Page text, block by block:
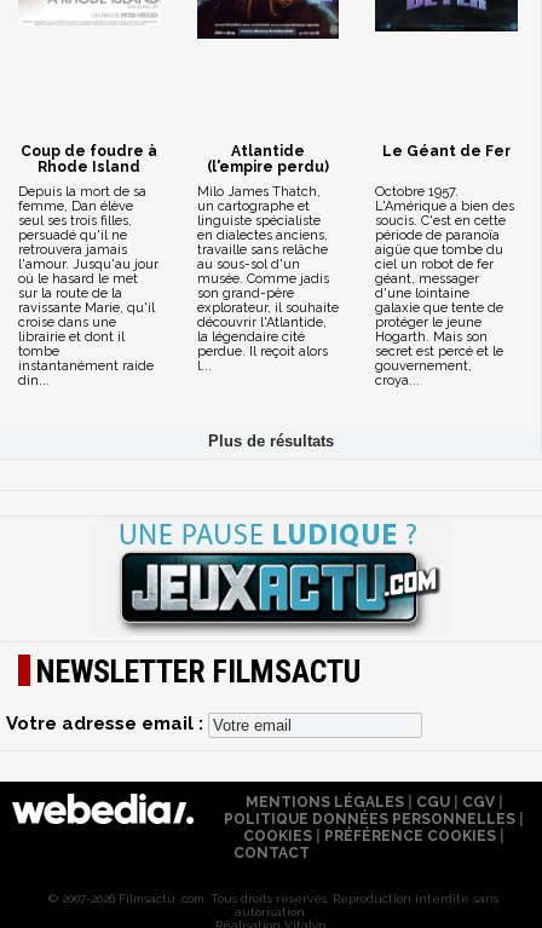
Coup de foudre à
Rhode Island
Depuis la mort de sa
femme, Dan élève
seul ses trois filles,
persuadé qu'il ne
retrouvera jamais
l'amour. Jusqu'au jour
où le hasard le met
sur la route de la
ravissante Marie, qu'il
croise dans une
librairie et dont il
tombe
instantanément raide
din...
Atlantide
(l'empire perdu)
Milo James Thatch,
un cartographe et
linguiste spécialiste
en dialectes anciens,
travaille sans relâche
au sous-sol d'un
musée. Comme jadis
son grand-père
explorateur, il souhaite
découvrir l'Atlantide,
la légendaire cité
perdue. Il reçoit alors
l...
Le Géant de Fer
Octobre 1957.
L'Amérique a bien des
soucis. C'est en cette
période de paranoïa
aigüe que tombe du
ciel un robot de fer
géant, messager
d'une lointaine
galaxie que tente de
protéger le jeune
Hogarth. Mais son
secret est percé et le
gouvernement,
croya...
NEWSLETTER FILMSACTU
Votre adresse email :
MENTIONS LÉGALES| CGU| CGV|
POLITIQUE DONNÉES PERSONNELLES
COOKIES
PRÉFÉRENCE COOKIES
CONTACT
© 2007-2026 Filmsactu .com. Tous droits réservés. Reproduction interdite sans
autorisation.
Réalisation Vitalyn